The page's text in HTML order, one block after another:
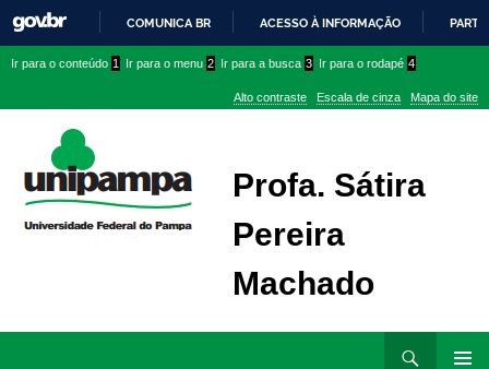
PARA
CONTEÚDO
COMUNICA BR ACESSO À INFORMAÇÃO
conteúdo
menu
superior
menu
Ir para o conteúdo 1 Ir para o menu 2 Ir para a busca 3 Ir para o rodapé 4
Alto contraste Escala de cinza Mapa do site
Profa. Sátira
Pereira
Machado